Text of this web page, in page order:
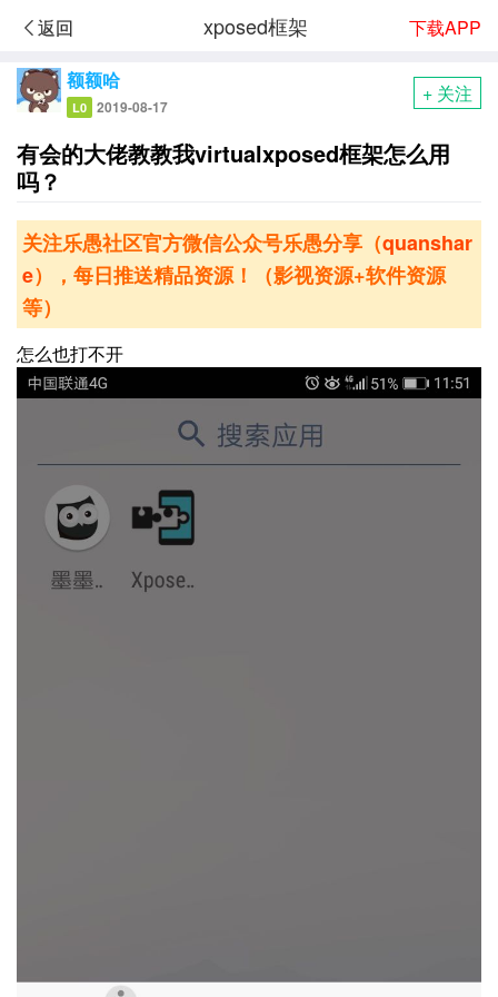
返回 xposed框架 下载APP
额额哈
L0 2019-08-17
+ 关注
有会的大佬教教我virtualxposed框架怎么用
吗？
关注乐愚社区官方微信公众号乐愚分享（quanshar
e），每日推送精品资源！（影视资源+软件资源
等）
怎么也打不开